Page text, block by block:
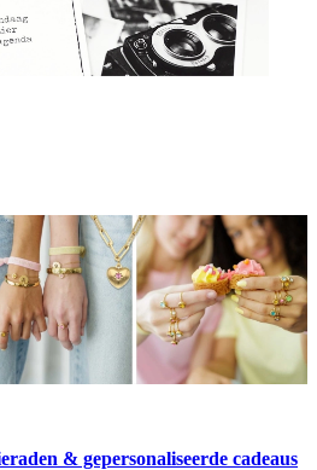
& gepersonaliseerde cadeaus